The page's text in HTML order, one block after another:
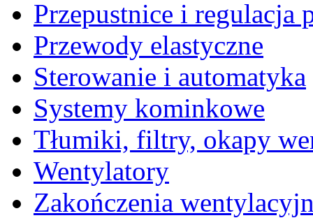
Przepustnice i regulacja
Przewody elastyczne
Sterowanie i automatyka
Systemy kominkowe
Tłumiki, filtry, okapy
Wentylatory
Zakończenia